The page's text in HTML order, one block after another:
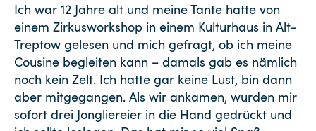
Ich war 12 Jahre alt und meine Tante hatte von
einem Zirkusworkshop in einem Kulturhaus in Alt-
Treptow gelesen und mich gefragt, ob ich meine
Cousine begleiten kann – damals gab es nämlich
noch kein Zelt. Ich hatte gar keine Lust, bin dann
aber mitgegangen. Als wir ankamen, wurden mir
sofort drei Jongliereier in die Hand gedrückt und